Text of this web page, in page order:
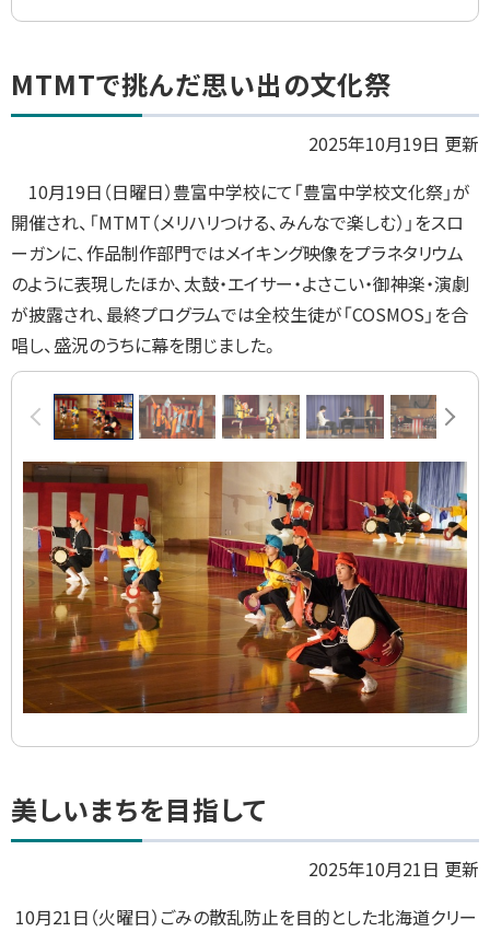
ト
ッ
る
MTMTで挑んだ思い出の文化祭
2025年10月19日 更新
10月19日（日曜日）豊富中学校にて「豊富中学校文化祭」が
開催され、「MTMT（メリハリつける、みんなで楽しむ）」をスロ
ーガンに、作品制作部門ではメイキング映像をプラネタリウム
のように表現したほか、太鼓・エイサー・よさこい・御神楽・演劇
が披露され、最終プログラムでは全校生徒が「COSMOS 」を合
唱し、盛況のうちに幕を閉じました。
画
ラ
イ
集
前へ 次へ
ト
ッ
戻
美しいまちを目指して
2025年10月21日 更新
10月21日（火曜日）ごみの散乱防止を目的とした北海道クリー